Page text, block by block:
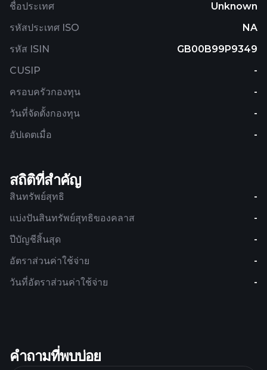
ชื่อประเทศ
Unknown
รหัสประเทศ ISO
NA
รหัส ISIN
GB00B99P9349
CUSIP
-
ครอบครัวกองทุน
-
วันที่จัดตั้งกองทุน
-
อัปเดตเมื่อ
-
สถิติที่สำคัญ
สินทรัพย์สุทธิ
-
แบ่งปันสินทรัพย์สุทธิของคลาส
-
ปีบัญชีสิ้นสุด
-
อัตราส่วนค่าใช้จ่าย
-
วันที่อัตราส่วนค่าใช้จ่าย
-
คำถามที่พบบ่อย